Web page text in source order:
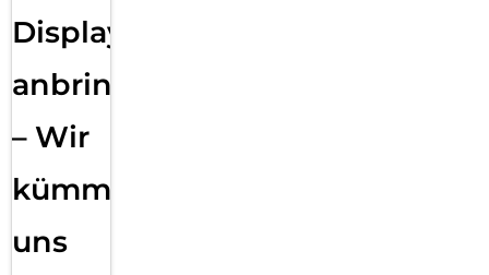
Displayfolie
anbringen
– Wir
kümmern
uns